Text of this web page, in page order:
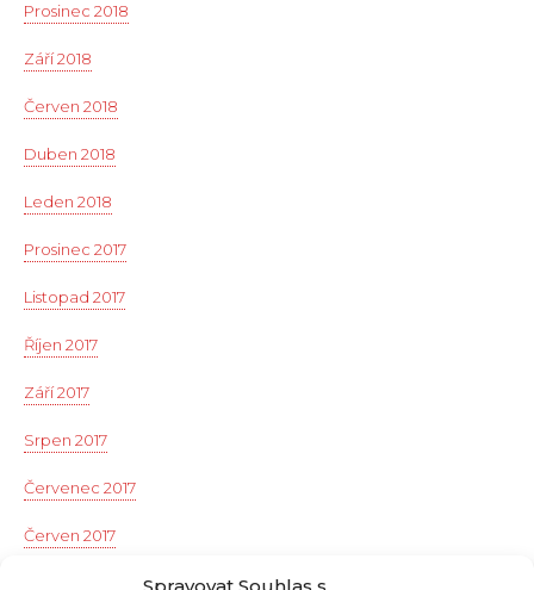
Prosinec 2018
Září 2018
Červen 2018
Duben 2018
Leden 2018
Prosinec 2017
Listopad 2017
Říjen 2017
Září 2017
Srpen 2017
Červenec 2017
Červen 2017